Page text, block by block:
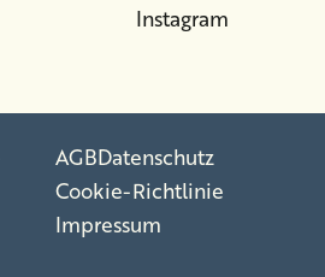
Instagram
AGBDatenschutz
Cookie-Richtlinie
Impressum